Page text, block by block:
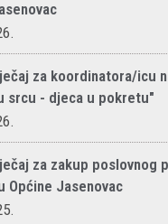
za koordinatora/icu
srcu - djeca u pokretu"
za zakup poslovnog
Općine Jasenovac